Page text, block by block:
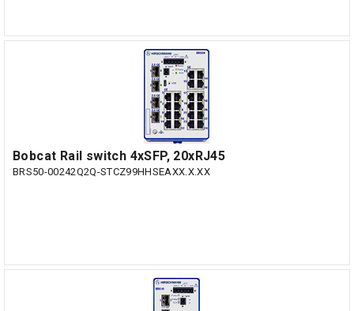
Bobcat Rail switch 4xSFP, 20xRJ45
BRS50-00242Q2Q-STCZ99HHSEAXX.X.XX